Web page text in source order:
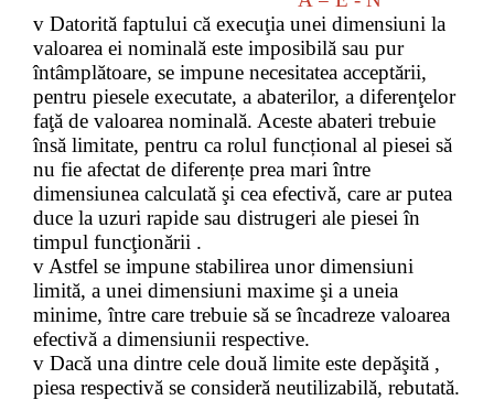
v Datorită faptului că execuţia unei dimensiuni la
valoarea ei nominală este imposibilă sau pur
întâmplătoare, se impune necesitatea acceptării,
pentru piesele executate, a abaterilor, a diferenţelor
faţă de valoarea nominală. Aceste abateri trebuie
însă limitate, pentru ca rolul funcțional al piesei să
nu fie afectat de diferențe prea mari între
dimensiunea calculată şi cea efectivă, care ar putea
duce la uzuri rapide sau distrugeri ale piesei în
timpul funcţionării .
v Astfel se impune stabilirea unor dimensiuni
limită, a unei dimensiuni maxime şi a uneia
minime, între care trebuie să se încadreze valoarea
efectivă a dimensiunii respective.
v Dacă una dintre cele două limite este depăşită ,
piesa respectivă se consideră neutilizabilă, rebutată.